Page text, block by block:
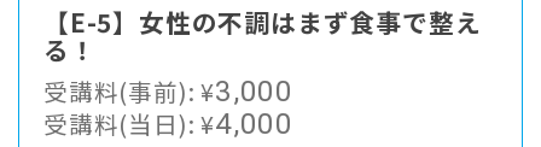
【E-5】女性の不調はまず食事で整え
る！
受講料(事前):¥3,000
受講料(当日):¥4,000